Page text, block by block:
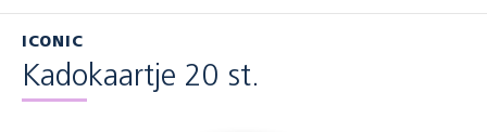
ICONIC
Kadokaartje 20 st.